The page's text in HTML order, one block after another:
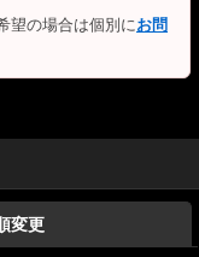
望の場合は個別にお問
変更